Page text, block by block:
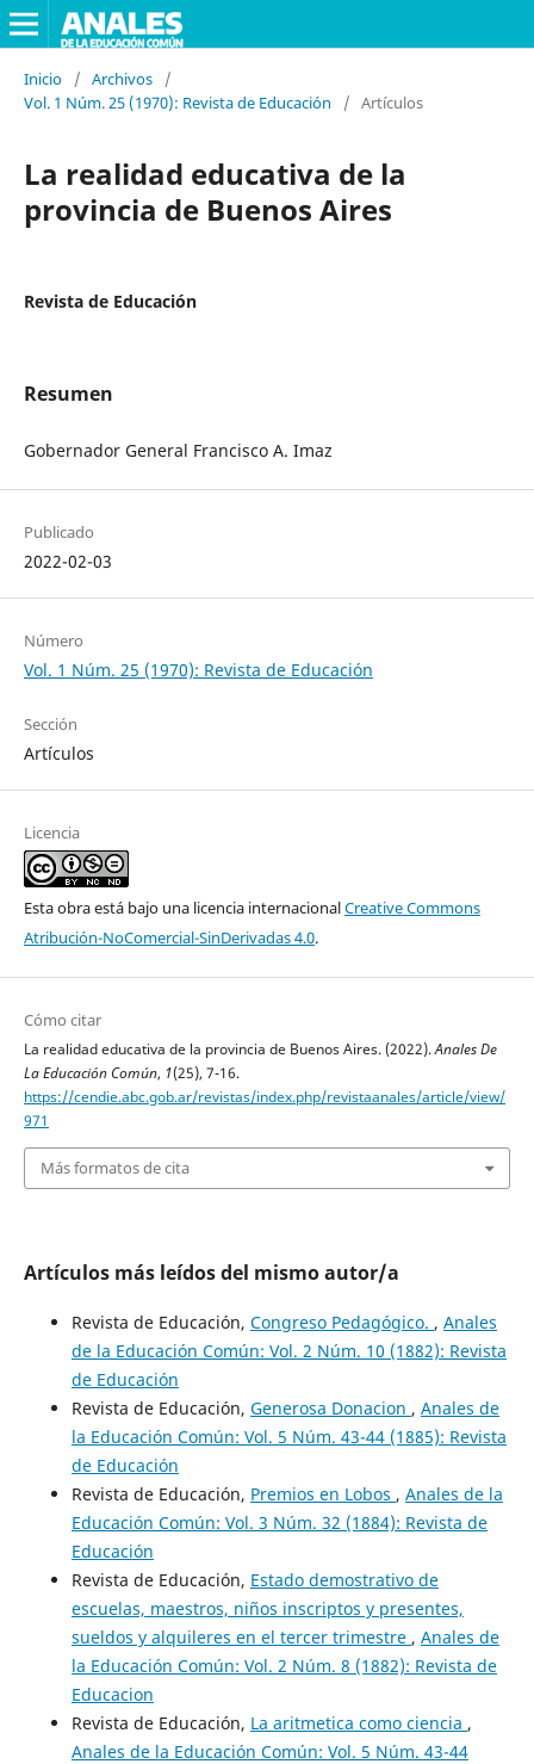
Inicio / Archivos
/
Vol. 1 Núm. 25 (1970): Revista de Educación
/ Artículos
La realidad educativa de la
provincia de Buenos Aires
Revista de Educación
Resumen
Gobernador General Francisco A. Imaz
Publicado
2022-02-03
Número
Vol. 1 Núm. 25 (1970): Revista de Educación
Sección
Artículos
Licencia
Esta obra está bajo una licencia internacionalCreative Commons
Atribución-NoComercial-SinDerivadas 4.0.
Cómo citar
La realidad educativa de la provincia de Buenos Aires. (2022).Anales De
La Educación Común, 1(25), 7-16.
https://cendie.abc.gob.ar/revistas/index.php/revistaanales/article/view/
971
Más formatos de cita
Artículos más leídos del mismo autor/a
Revista de Educación, Congreso Pedagógico. , Anales
de la Educación Común: Vol. 2 Núm. 10 (1882): Revista
de Educación
Revista de Educación, Generosa Donacion , Anales de
la Educación Común: Vol. 5 Núm. 43-44 (1885): Revista
de Educación
Revista de Educación, Premios en Lobos , Anales de la
Educación Común: Vol. 3 Núm. 32 (1884): Revista de
Educación
Revista de Educación, Estado demostrativo de
escuelas, maestros, niños inscriptos y presentes,
sueldos y alquileres en el tercer trimestre , Anales de
la Educación Común: Vol. 2 Núm. 8 (1882): Revista de
Educacion
Revista de Educación, La aritmetica como ciencia ,
Anales de la Educación Común: Vol. 5 Núm. 43-44